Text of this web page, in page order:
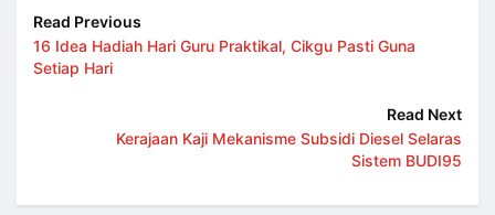
Read Previous
16 Idea Hadiah Hari Guru Praktikal, Cikgu Pasti Guna
Setiap Hari
Read Next
Kerajaan Kaji Mekanisme Subsidi Diesel Selaras
Sistem BUDI95